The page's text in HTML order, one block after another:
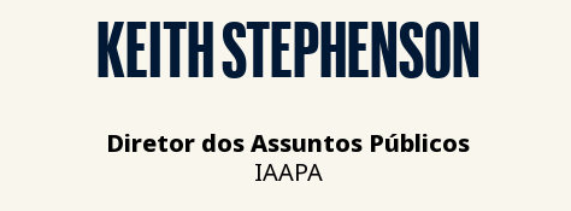
KEITH STEPHENSON
Diretor dos Assuntos Públicos
IAAPA